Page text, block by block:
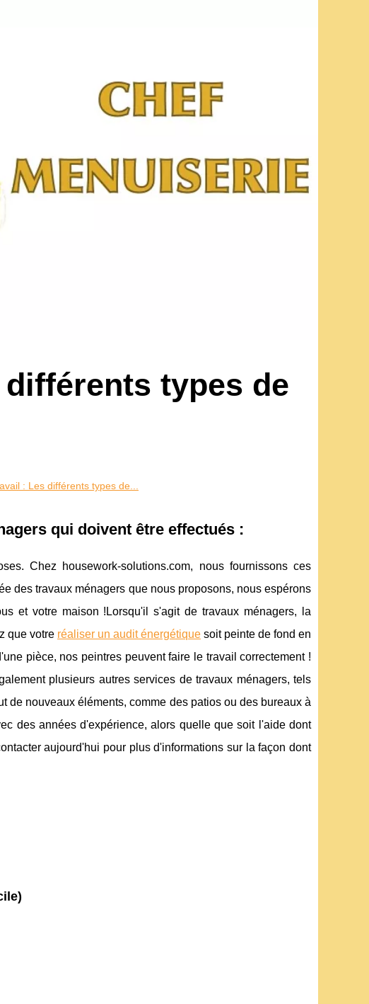
types de
: Les différents types de...
qui doivent être effectués :
Chez housework-solutions.com, nous fournissons ces
des travaux ménagers que nous proposons, nous espérons
et votre maison !Lorsqu'il s'agit de travaux ménagers, la
que votre réaliser un audit énergétique soit peinte de fond en
pièce, nos peintres peuvent faire le travail correctement !
plusieurs autres services de travaux ménagers, tels
nouveaux éléments, comme des patios ou des bureaux à
des années d'expérience, alors quelle que soit l'aide dont
aujourd'hui pour plus d'informations sur la façon dont